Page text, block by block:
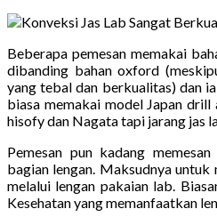
Beberapa pemesan memakai
dibanding bahan oxford
yang tebal dan berkualitas) dan
biasa memakai model Japan
hisofy dan Nagata tapi jarang jas
Pemesan pun kadang
bagian lengan. Maksudnya untuk
melalui lengan pakaian lab.
Kesehatan yang memanfaatkan